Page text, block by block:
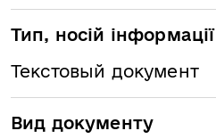
Тип, носій інформації
Текстовый документ
Вид документу